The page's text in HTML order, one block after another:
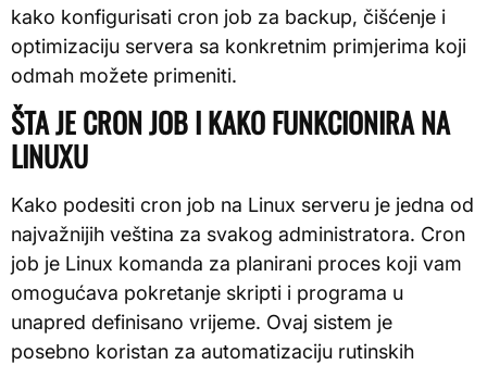
kako konfigurisati cron job za backup, čišćenje i
optimizaciju servera sa konkretnim primjerima koji
odmah možete primeniti.
ŠTA JE CRON JOB I KAKO FUNKCIONIRA NA
LINUXU
Kako podesiti cron job na Linux serveru je jedna od
najvažnijih veština za svakog administratora. Cron
job je Linux komanda za planirani proces koji vam
omogućava pokretanje skripti i programa u
unapred definisano vrijeme. Ovaj sistem je
posebno koristan za automatizaciju rutinskih